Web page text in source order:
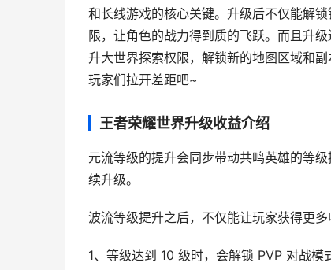
和长线游戏的核心关键。升级后不仅能解
限，让角色的战力得到质的飞跃。而且升
升大世界探索权限，解锁新的地图区域和
玩家们拉开差距吧~
王者荣耀世界升级收益介绍
元流等级的提升会同步带动共鸣英雄的等
续升级。
波流等级提升之后，不仅能让玩家获得更
1、等级达到 10 级时，会解锁 PVP 对战模